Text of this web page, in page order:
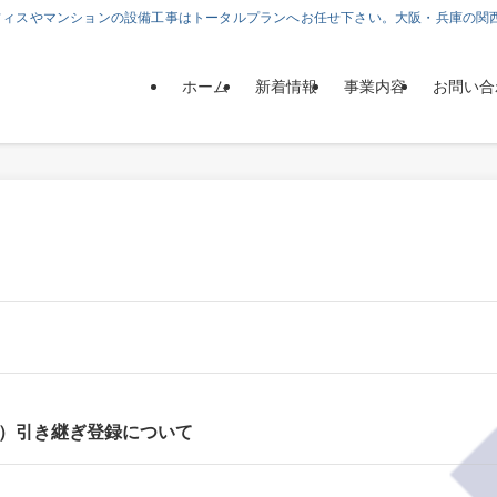
スやマンションの設備工事はトータルプランへお任せ下さい。大阪・兵庫の
ホーム 新着情報 事業内容 お問い
引き継ぎ登録について